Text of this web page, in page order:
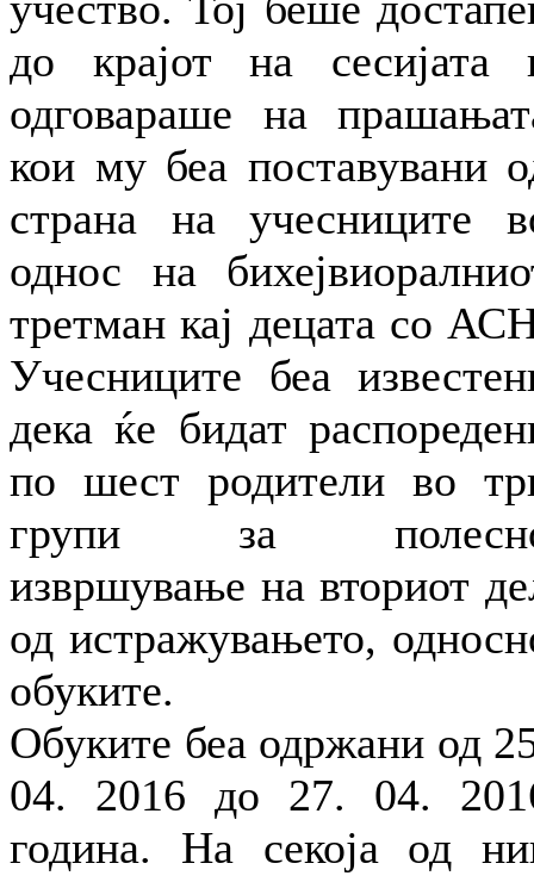
до крајот на сесијата
одговараше на
кои му беа поставувани
страна на учесниците
однос на
третман кај децата со
Учесниците беа
дека ќе бидат
по шест родители во
групи за
извршување на вториот
од истражувањето,
обуките.
Обуките беа одржани од
04. 2016 до 27. 04.
година. На секоја од